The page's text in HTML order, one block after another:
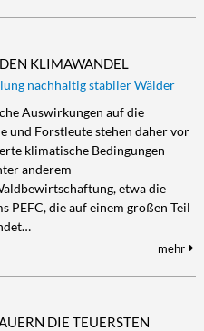
KLIMAWANDEL
nachhaltig stabiler Wälder
Auswirkungen auf die
und Forstleute stehen daher vor
klimatische Bedingungen
anderem
etwa die
PEFC, die auf einem großen Teil
mehr
DIE TEUERSTEN